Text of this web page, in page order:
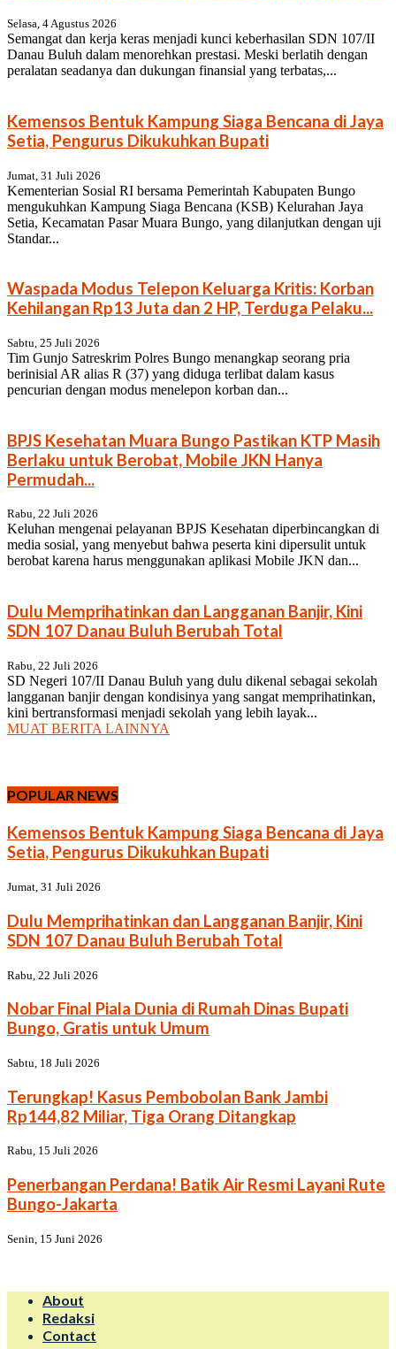
Selasa, 4 Agustus 2026
Semangat dan kerja keras menjadi kunci keberhasilan SDN 107/II
Danau Buluh dalam menorehkan prestasi. Meski berlatih dengan
peralatan seadanya dan dukungan finansial yang terbatas,...
Kemensos Bentuk Kampung Siaga Bencana di Jaya
Setia, Pengurus Dikukuhkan Bupati
Jumat, 31 Juli 2026
Kementerian Sosial RI bersama Pemerintah Kabupaten Bungo
mengukuhkan Kampung Siaga Bencana (KSB) Kelurahan Jaya
Setia, Kecamatan Pasar Muara Bungo, yang dilanjutkan dengan uji
Standar...
Waspada Modus Telepon Keluarga Kritis: Korban
Kehilangan Rp13 Juta dan 2 HP, Terduga Pelaku...
Sabtu, 25 Juli 2026
Tim Gunjo Satreskrim Polres Bungo menangkap seorang pria
berinisial AR alias R (37) yang diduga terlibat dalam kasus
pencurian dengan modus menelepon korban dan...
BPJS Kesehatan Muara Bungo Pastikan KTP Masih
Berlaku untuk Berobat, Mobile JKN Hanya
Permudah...
Rabu, 22 Juli 2026
Keluhan mengenai pelayanan BPJS Kesehatan diperbincangkan di
media sosial, yang menyebut bahwa peserta kini dipersulit untuk
berobat karena harus menggunakan aplikasi Mobile JKN dan...
Dulu Memprihatinkan dan Langganan Banjir, Kini
SDN 107 Danau Buluh Berubah Total
Rabu, 22 Juli 2026
SD Negeri 107/II Danau Buluh yang dulu dikenal sebagai sekolah
langganan banjir dengan kondisinya yang sangat memprihatinkan,
kini bertransformasi menjadi sekolah yang lebih layak...
MUAT BERITA LAINNYA
POPULAR NEWS
Kemensos Bentuk Kampung Siaga Bencana di Jaya
Setia, Pengurus Dikukuhkan Bupati
Jumat, 31 Juli 2026
Dulu Memprihatinkan dan Langganan Banjir, Kini
SDN 107 Danau Buluh Berubah Total
Rabu, 22 Juli 2026
Nobar Final Piala Dunia di Rumah Dinas Bupati
Bungo, Gratis untuk Umum
Sabtu, 18 Juli 2026
Terungkap! Kasus Pembobolan Bank Jambi
Rp144,82 Miliar, Tiga Orang Ditangkap
Rabu, 15 Juli 2026
Penerbangan Perdana! Batik Air Resmi Layani Rute
Bungo-Jakarta
Senin, 15 Juni 2026
About
Redaksi
Contact